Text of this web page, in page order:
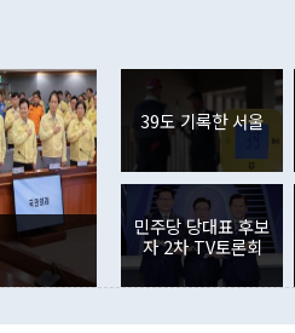
이 9월 러시아 블라디보스토크
며 "정부 차원에서 (참석을) 검
은 "그것은 외교부의 몫"이라
잘랐다. 정 장관이 이날 소개한
않았다는 점에서 문제가 있다.
사합의 복원, 4자회담 추진 등
권이라는 지적이 나오고 있다.
뒤 "여기 업무보고에 발표했다
부의 한 소식통은 "정 장관의 발
를 거쳐 결정된 사안이 아닌 정
련 부처 장관이 정부의 공식 정
하고 대통령의 면전에서 '국군
였던 올해 3월(369억9000만달
인의 해외투자가 80억1000만
각각 증가했다. 증권투자에서는
국인의 국내 주식 투자는 차익
감소하며 전월(-310억5000만
경신했다. 외국인의 국내 채권
분기 말 만기도래 영향으로 증
다. 내국인의 해외 증권투자는
다. eoyn2@newspim.com
39도 기록한 서울
민주당 당대표 후보
자 2차 TV토론회